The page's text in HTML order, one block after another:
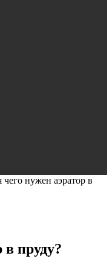
чего нужен аэратор в
в пруду?